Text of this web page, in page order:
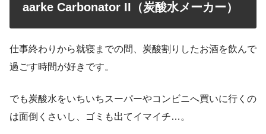
aarke Carbonator II（炭酸水メーカー）
仕事終わりから就寝までの間、炭酸割りしたお酒を飲んで
過ごす時間が好きです。
でも炭酸水をいちいちスーパーやコンビニへ買いに行くの
は面倒くさいし、ゴミも出てイマイチ…。